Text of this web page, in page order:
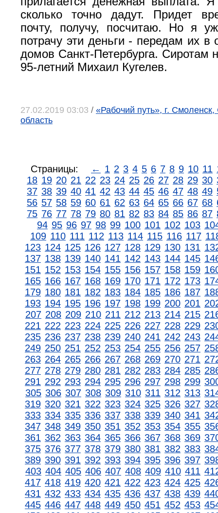
сколько точно дадут. Придет
почту, получу, посчитаю. Но я
потрачу эти деньги - передам их в
домов Санкт-Петербурга. Сиротам
95-летний Михаил Кугелев.
27.02.2019 03:03 / «Рабочий путь», г.
область
Страницы: ← 1 2 3 4 5 6 7 8 9 10 11
18 19 20 21 22 23 24 25 26 27 28 29 30
37 38 39 40 41 42 43 44 45 46 47 48 49
56 57 58 59 60 61 62 63 64 65 66 67 68
75 76 77 78 79 80 81 82 83 84 85 86 87
94 95 96 97 98 99 100 101 102 103
109 110 111 112 113 114 115 116 117
123 124 125 126 127 128 129 130 131
137 138 139 140 141 142 143 144 145
151 152 153 154 155 156 157 158 159
165 166 167 168 169 170 171 172 173
179 180 181 182 183 184 185 186 187
193 194 195 196 197 198 199 200 201
207 208 209 210 211 212 213 214 215
221 222 223 224 225 226 227 228 229
235 236 237 238 239 240 241 242 243
249 250 251 252 253 254 255 256 257
263 264 265 266 267 268 269 270 271
277 278 279 280 281 282 283 284 285
291 292 293 294 295 296 297 298 299
305 306 307 308 309 310 311 312 313
319 320 321 322 323 324 325 326 327
333 334 335 336 337 338 339 340 341
347 348 349 350 351 352 353 354 355
361 362 363 364 365 366 367 368 369
375 376 377 378 379 380 381 382 383
389 390 391 392 393 394 395 396 397
403 404 405 406 407 408 409 410 411
417 418 419 420 421 422 423 424 425
431 432 433 434 435 436 437 438 439
445 446 447 448 449 450 451 452 453